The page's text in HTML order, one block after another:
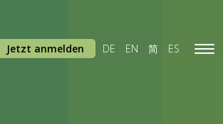
Jetzt anmelden DE EN 简 ES